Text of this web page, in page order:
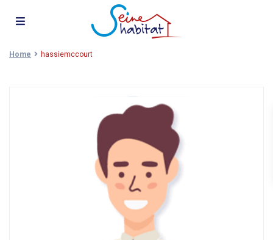
Home hassiemccourt